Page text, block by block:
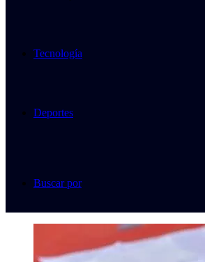
Tecnología
Deportes
Buscar por